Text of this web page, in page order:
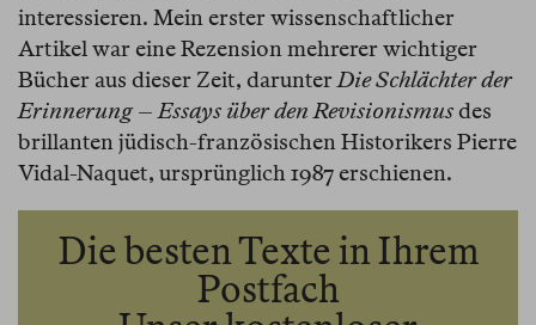
interessieren. Mein erster wissenschaftlicher
Artikel war eine Rezension mehrerer wichtiger
Bücher aus dieser Zeit, darunter Die Schlächter der
Erinnerung – Essays über den Revisionismus des
brillanten jüdisch-französischen Historikers Pierre
Vidal-Naquet, ursprünglich 1987 erschienen.
Die besten Texte in Ihrem
Postfach